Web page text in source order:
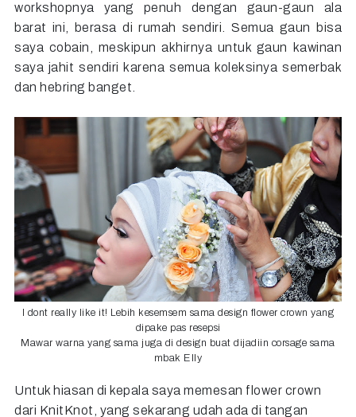
workshopnya yang penuh dengan gaun-gaun ala
barat ini, berasa di rumah sendiri. Semua gaun bisa
saya cobain, meskipun akhirnya untuk gaun kawinan
saya jahit sendiri karena semua koleksinya semerbak
dan hebring banget.
I dont really like it! Lebih kesemsem sama design flower crown yang
dipake pas resepsi
Mawar warna yang sama juga di design buat dijadiin corsage sama
mbak Elly
Untuk hiasan di kepala saya memesan flower crown
dari KnitKnot, yang sekarang udah ada di tangan